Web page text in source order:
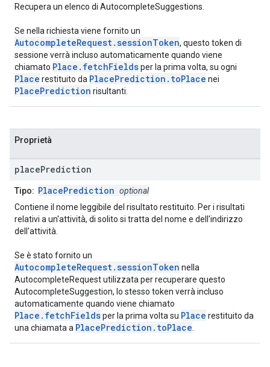
Recupera un elenco di AutocompleteSuggestions.
Se nella richiesta viene fornito un
AutocompleteRequest.sessionToken, questo token di
sessione verrà incluso automaticamente quando viene
chiamato Place.fetchFieldsper la prima volta, su ogni
Place restituito da PlacePrediction.toPlace nei
PlacePrediction risultanti.
Proprietà
placePrediction
Tipo: PlacePrediction optional
Contiene il nome leggibile del risultato restituito. Per i risultati
relativi a un'attività, di solito si tratta del nome e dell'indirizzo
dell'attività.
Se è stato fornito un
AutocompleteRequest.sessionToken nella
AutocompleteRequest utilizzata per recuperare questo
AutocompleteSuggestion, lo stesso token verrà incluso
automaticamente quando viene chiamato
Place.fetchFieldsper la prima volta su Place restituito da
una chiamata a PlacePrediction.toPlace.